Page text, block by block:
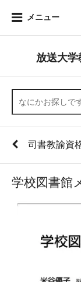
メニュー
放送大
司書教諭資
学校図書館